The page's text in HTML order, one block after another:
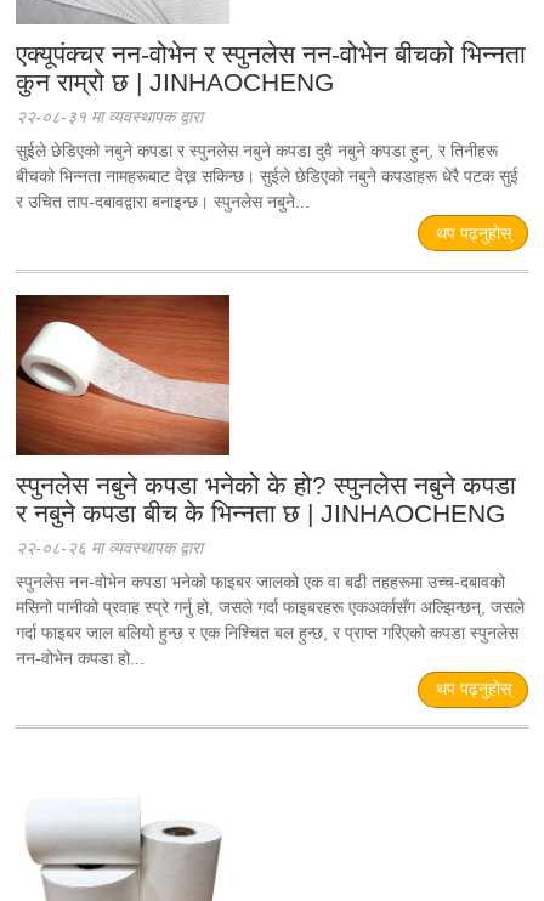
एक्यूपंक्चर नन-वोभेन र स्पुनलेस नन-वोभेन बीचको भिन्नता
कुन राम्रो छ | JINHAOCHENG
२२-०८-३१ मा व्यवस्थापक द्वारा
सुईले छेडिएको नबुने कपडा र स्पुनलेस नबुने कपडा दुवै नबुने कपडा हुन्, र तिनीहरू
बीचको भिन्नता नामहरूबाट देख्न सकिन्छ। सुईले छेडिएको नबुने कपडाहरू धेरै पटक सुई
र उचित ताप-दबावद्वारा बनाइन्छ। स्पुनलेस नबुने...
थप पढ्नुहोस्
स्पुनलेस नबुने कपडा भनेको के हो? स्पुनलेस नबुने कपडा
र नबुने कपडा बीच के भिन्नता छ | JINHAOCHENG
२२-०८-२६ मा व्यवस्थापक द्वारा
स्पुनलेस नन-वोभेन कपडा भनेको फाइबर जालको एक वा बढी तहहरूमा उच्च-दबावको
मसिनो पानीको प्रवाह स्प्रे गर्नु हो, जसले गर्दा फाइबरहरू एकअर्कासँग अल्झिन्छन्, जसले
गर्दा फाइबर जाल बलियो हुन्छ र एक निश्चित बल हुन्छ, र प्राप्त गरिएको कपडा स्पुनलेस
नन-वोभेन कपडा हो...
थप पढ्नुहोस्